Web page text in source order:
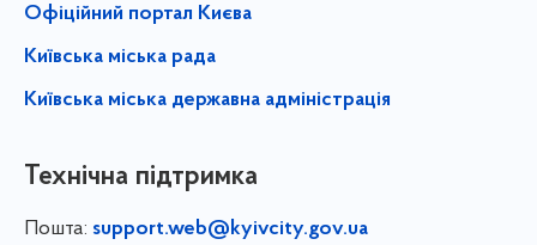
Офіційний портал Києва
Київська міська рада
Київська міська державна адміністрація
Технічна підтримка
Пошта: support.web@kyivcity.gov.ua